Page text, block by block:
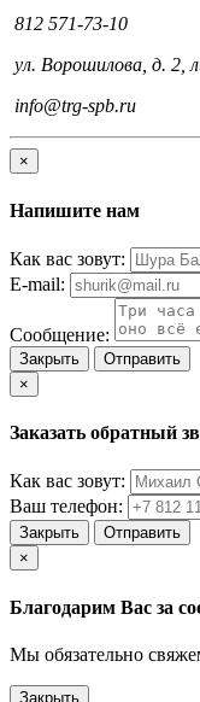
812 571-73-10
ул. Ворошилова, д.
info@trg-spb.ru
×
Напишите нам
Как вас зовут:
E-mail:
Сообщение:
Закрыть
Отправить
×
Заказать обратный
Как вас зовут:
Ваш телефон:
Закрыть
Отправить
×
Благодарим Вас за
Мы обязательно
Закрыть